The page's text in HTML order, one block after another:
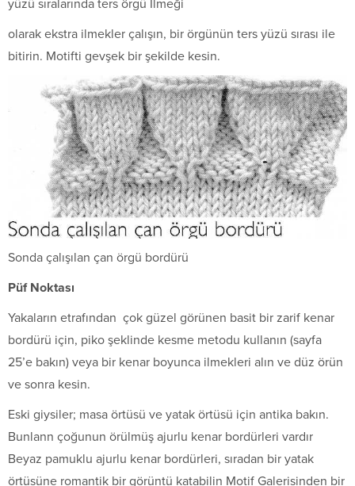
yüzü sıralarında ters örgü İlmeği
olarak ekstra ilmekler çalışın, bir örgünün ters yüzü sırası ile
bitirin. Motifti gevşek bir şekilde kesin.
Sonda çalışılan çan örgü bordürü
Püf Noktası
Yakaların etrafından çok güzel görünen basit bir zarif kenar
bordürü için, piko şeklinde kesme metodu kullanın (sayfa
25’e bakın) veya bir kenar boyunca ilmekleri alın ve düz örün
ve sonra kesin.
Eski giysiler; masa örtüsü ve yatak örtüsü için antika bakın.
Bunlann çoğunun örülmüş ajurlu kenar bordürleri vardır
Beyaz pamuklu ajurlu kenar bordürleri, sıradan bir yatak
örtüsüne romantik bir görüntü katabilin Motif Galerisinden bir